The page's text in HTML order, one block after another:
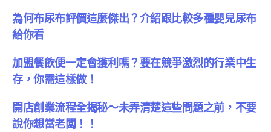
為何布尿布評價這麼傑出？介紹跟比較多種嬰兒尿布
給你看
加盟餐飲便一定會獲利嗎？要在競爭激烈的行業中生
存，你需這樣做！
開店創業流程全揭秘～未弄清楚這些問題之前，不要
說你想當老闆！！